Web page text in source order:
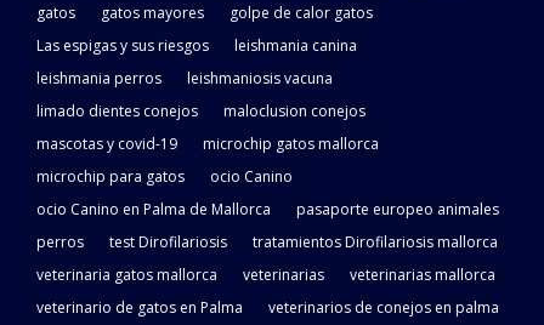
gatos
gatos mayores
golpe de calor gatos
Las espigas y sus riesgos
leishmania canina
leishmania perros
leishmaniosis vacuna
limado dientes conejos
maloclusion conejos
mascotas y covid-19
microchip gatos mallorca
microchip para gatos
ocio Canino
ocio Canino en Palma de Mallorca
pasaporte europeo animales
perros
test Dirofilariosis
tratamientos Dirofilariosis mallorca
veterinaria gatos mallorca
veterinarias
veterinarias mallorca
veterinario de gatos en Palma
veterinarios de conejos en palma